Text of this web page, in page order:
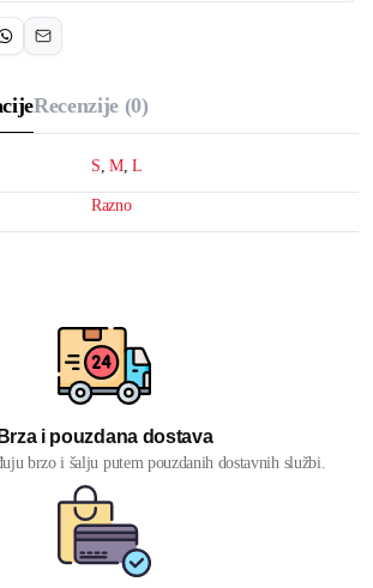
Recenzije (0)
S,M,L
Razno
Brza i pouzdana dostava
brzo i šalju putem pouzdanih dostavnih službi.